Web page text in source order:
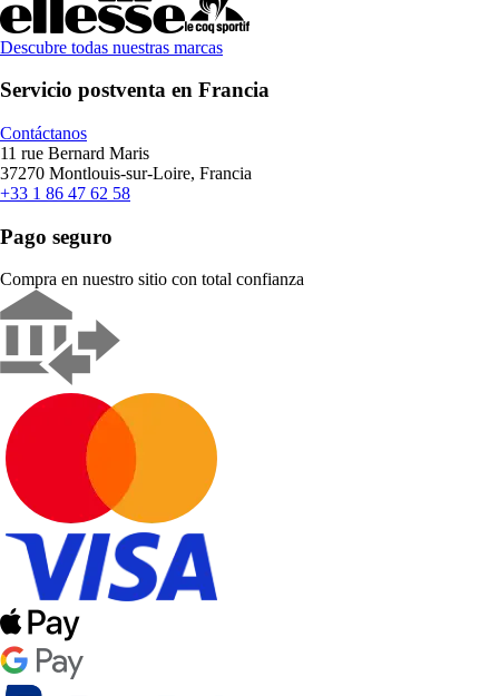
Descubre todas nuestras marcas
Servicio postventa en Francia
Contáctanos
11 rue Bernard Maris
37270 Montlouis-sur-Loire, Francia
+33 1 86 47 62 58
Pago seguro
Compra en nuestro sitio con total confianza